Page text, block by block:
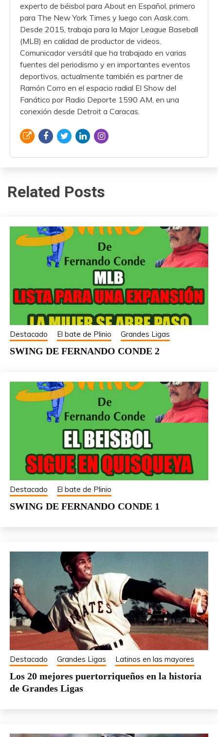
experto de béisbol para About en Español, primero
para The New York Times y luego con Aask.com.
Desde 2015, trabaja para la Major League Baseball
(MLB) en calidad de productor de videos.
Comunicador versátil que ha trabajado en varias
fuentes del periodismo y en importantes eventos
deportivos, actualmente también es partner de
Ramón Corro en el espacio radial El Show del
Fanático por Radio Deporte 1590 AM, en una
conexión desde Detroit a Caracas.
Related Posts
Destacado El bate de Plinio Grandes Ligas
SWING DE FERNANDO CONDE 2
Destacado El bate de Plinio
SWING DE FERNANDO CONDE 1
Destacado Grandes Ligas Latinos en las mayores
Los 20 mejores puertorriqueños en la historia
de Grandes Ligas